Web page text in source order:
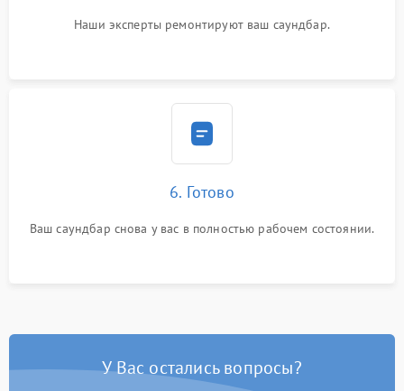
Наши эксперты ремонтируют ваш саундбар.
6. Готово
Ваш саундбар снова у вас в полностью рабочем состоянии.
У Вас остались вопросы?